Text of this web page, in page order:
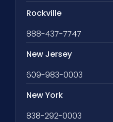
Rockville
888-437-7747
New Jersey
609-983-0003
New York
838-292-0003